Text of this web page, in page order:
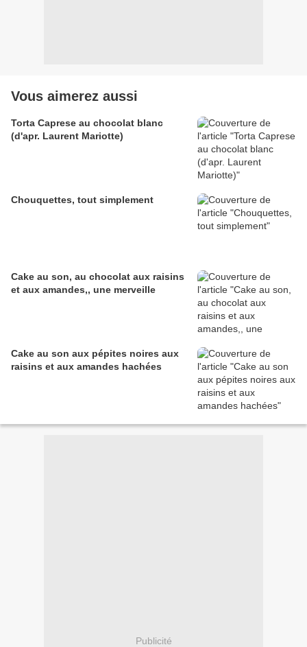
Vous aimerez aussi
Torta Caprese au chocolat blanc
(d'apr. Laurent Mariotte)
Chouquettes, tout simplement
Cake au son, au chocolat aux raisins
et aux amandes,, une merveille
Cake au son aux pépites noires aux
raisins et aux amandes hachées
Publicité